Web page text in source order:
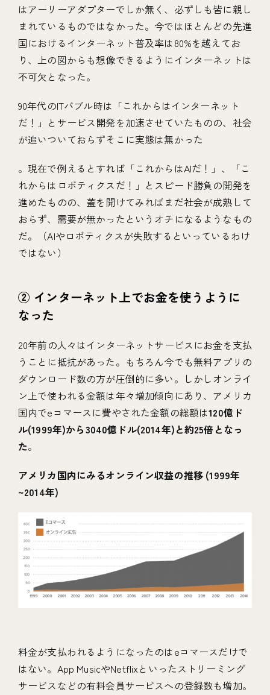
はアーリーアダプターでしか無く、必ずしも皆に親し
まれているものではなかった。今ではほとんどの先進
国におけるインターネット普及率は80%を越えてお
り、上の図からも想像できるようにインターネットは
不可欠となった。
90年代のITバブル時は「これからはインターネット
だ！」とサービス開発を加速させていたものの、社会
が追いついておらずそこに実態は無かった
。現在で例えるとすれば「これからはAIだ！」、「こ
れからはロボティクスだ！」とスピード勝負の開発を
進めたものの、蓋を開けてみればまだ社会が成熟して
おらず、需要が無かったというオチになるようなもの
だ。（AIやロボティクスが失敗するといっているわけ
ではない）
② インターネット上でお金を使うように
なった
20年前の人々はインターネットサービスにお金を支払
うことに抵抗があった。もちろん今でも無料アプリの
ダウンロード数の方が圧倒的に多い。しかしオンライ
ン上で使われる金額は年々増加傾向にあり、アメリカ
国内でeコマースに費やされた金額の総額は120億ド
ル(1999年)から3040億ドル(2014年)と約25倍となっ
た。
アメリカ国内にみるオンライン収益の推移 (1999年
~2014年)
料金が支払われるようになったのはeコマースだけで
はない。App MusicやNetflixといったストリーミング
サービスなどの有料会員サービスへの登録数も増加。